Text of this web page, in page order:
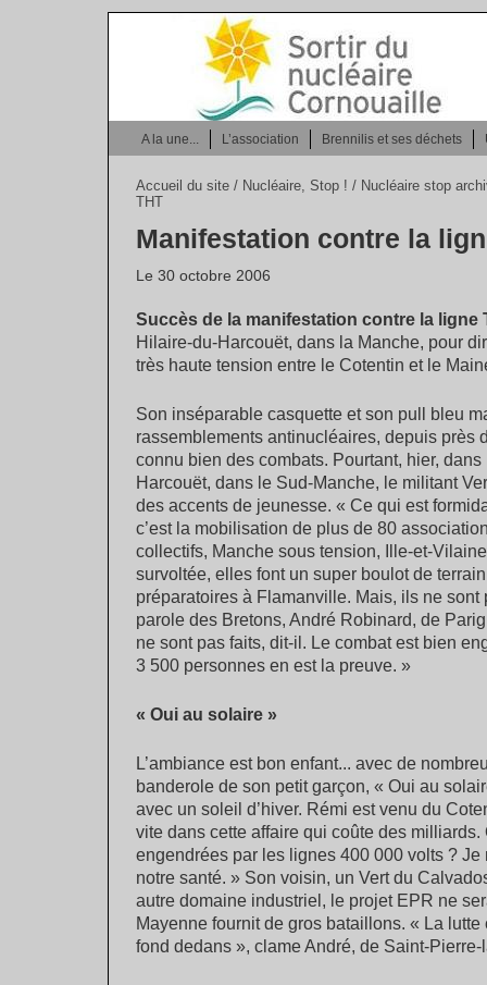
A la une... L’association Brennilis et ses déchets
Accueil du site / Nucléaire, Stop ! / Nucléaire stop
THT
Manifestation contre la
Le 30 octobre 2006
Succès de la manifestation contre la ligne
Hilaire-du-Harcouët, dans la Manche, pour
très haute tension entre le Cotentin et le
Son inséparable casquette et son pull bleu
rassemblements antinucléaires, depuis près
connu bien des combats. Pourtant, hier,
Harcouët, dans le Sud-Manche, le militant
des accents de jeunesse. « Ce qui est
c’est la mobilisation de plus de 80
collectifs, Manche sous tension, Ille-et-
survoltée, elles font un super boulot de
préparatoires à Flamanville. Mais, ils ne sont
parole des Bretons, André Robinard, de
ne sont pas faits, dit-il. Le combat est bien
3 500 personnes en est la preuve. »
« Oui au solaire »
L’ambiance est bon enfant... avec de
banderole de son petit garçon, « Oui au
avec un soleil d’hiver. Rémi est venu du
vite dans cette affaire qui coûte des
engendrées par les lignes 400 000 volts ?
notre santé. » Son voisin, un Vert du
autre domaine industriel, le projet EPR ne
Mayenne fournit de gros bataillons. « La
fond dedans », clame André, de Saint-Pierre-